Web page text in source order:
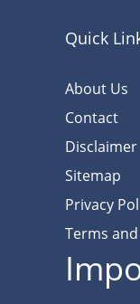
Quick
About Us
Contact
Disclaimer
Sitemap
Privacy
Terms